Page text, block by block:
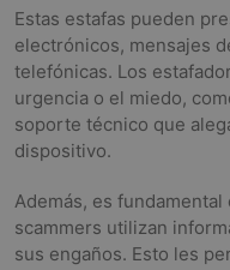
Estas estafas pueden
electrónicos, mensajes
telefónicas. Los
urgencia o el miedo,
soporte técnico que
dispositivo.
Además, es
scammers utilizan
sus engaños. Esto les